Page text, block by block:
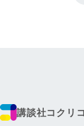
講談社コクリコ